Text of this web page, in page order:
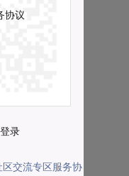
协议
录
区交流专区服务协